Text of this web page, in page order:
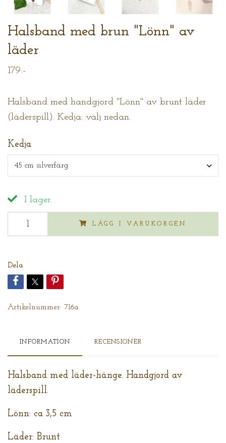
Halsband med brun "Lönn" av
läder
179:-
Halsband med handgjord "Lönn" av brunt läder
(läderspill). Kedja: välj nedan.
Kedja
45 cm silverfärg
I lager.
LÄGG I VARUKORGEN
Dela
Artikelnummer: 716a
INFORMATION RECENSIONER
Halsband med läder-hänge. Handgjord av
läderspill.
Lönn: ca 3,5 cm
Läder: Brunt